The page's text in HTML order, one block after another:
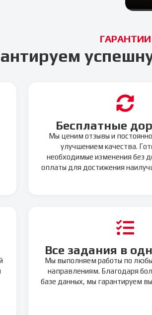
ГАРАНТИИ
Бесплатные
Мы ценим отзывы и
улучшением качества.
необходимые изменения без
оплаты для достижения
Все задания в
Мы выполняем работы по
направлениям. Благодаря
базе данных, мы гарантируем